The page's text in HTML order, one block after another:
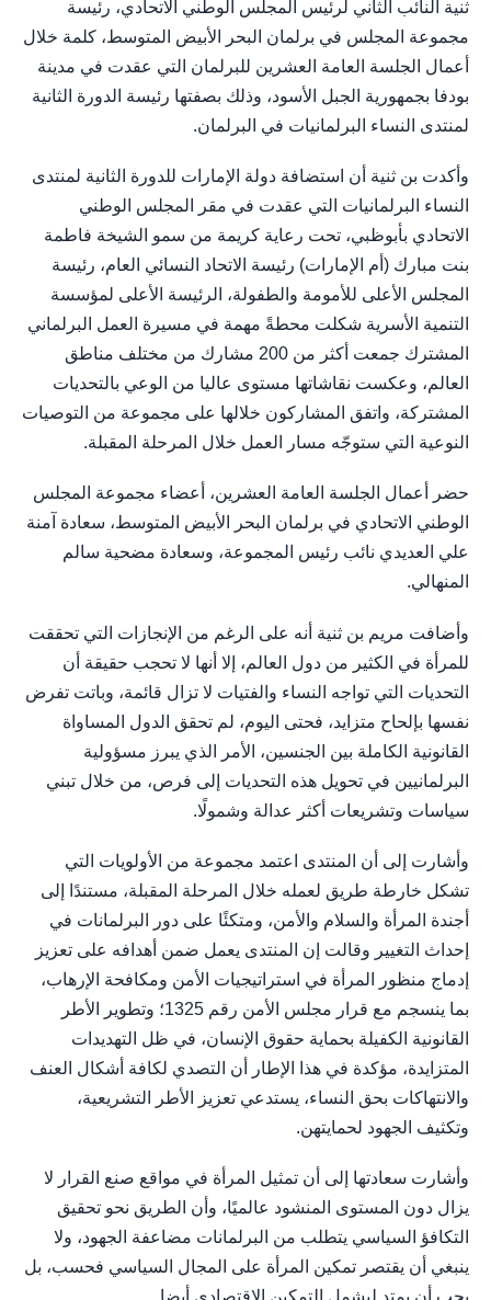
ثنية النائب الثاني لرئيس المجلس الوطني الاتحادي، رئيسة
مجموعة المجلس في برلمان البحر الأبيض المتوسط، كلمة خلال
أعمال الجلسة العامة العشرين للبرلمان التي عقدت في مدينة
بودفا بجمهورية الجبل الأسود، وذلك بصفتها رئيسة الدورة الثانية
لمنتدى النساء البرلمانيات في البرلمان.
وأكدت بن ثنية أن استضافة دولة الإمارات للدورة الثانية لمنتدى
النساء البرلمانيات التي عقدت في مقر المجلس الوطني
الاتحادي بأبوظبي، تحت رعاية كريمة من سمو الشيخة فاطمة
بنت مبارك (أم الإمارات) رئيسة الاتحاد النسائي العام، رئيسة
المجلس الأعلى للأمومة والطفولة، الرئيسة الأعلى لمؤسسة
التنمية الأسرية شكلت محطةً مهمة في مسيرة العمل البرلماني
المشترك جمعت أكثر من 200 مشارك من مختلف مناطق
العالم، وعكست نقاشاتها مستوى عاليا من الوعي بالتحديات
المشتركة، واتفق المشاركون خلالها على مجموعة من التوصيات
النوعية التي ستوجّه مسار العمل خلال المرحلة المقبلة.
حضر أعمال الجلسة العامة العشرين، أعضاء مجموعة المجلس
الوطني الاتحادي في برلمان البحر الأبيض المتوسط، سعادة آمنة
علي العديدي نائب رئيس المجموعة، وسعادة مضحية سالم
المنهالي.
وأضافت مريم بن ثنية أنه على الرغم من الإنجازات التي تحققت
للمرأة في الكثير من دول العالم، إلا أنها لا تحجب حقيقة أن
التحديات التي تواجه النساء والفتيات لا تزال قائمة، وباتت تفرض
نفسها بإلحاح متزايد، فحتى اليوم، لم تحقق الدول المساواة
القانونية الكاملة بين الجنسين، الأمر الذي يبرز مسؤولية
البرلمانيين في تحويل هذه التحديات إلى فرص، من خلال تبني
سياسات وتشريعات أكثر عدالة وشمولًا.
وأشارت إلى أن المنتدى اعتمد مجموعة من الأولويات التي
تشكل خارطة طريق لعمله خلال المرحلة المقبلة، مستندًا إلى
أجندة المرأة والسلام والأمن، ومتكئًا على دور البرلمانات في
إحداث التغيير وقالت إن المنتدى يعمل ضمن أهدافه على تعزيز
إدماج منظور المرأة في استراتيجيات الأمن ومكافحة الإرهاب،
بما ينسجم مع قرار مجلس الأمن رقم 1325؛ وتطوير الأطر
القانونية الكفيلة بحماية حقوق الإنسان، في ظل التهديدات
المتزايدة، مؤكدة في هذا الإطار أن التصدي لكافة أشكال العنف
والانتهاكات بحق النساء، يستدعي تعزيز الأطر التشريعية،
وتكثيف الجهود لحمايتهن.
وأشارت سعادتها إلى أن تمثيل المرأة في مواقع صنع القرار لا
يزال دون المستوى المنشود عالميًا، وأن الطريق نحو تحقيق
التكافؤ السياسي يتطلب من البرلمانات مضاعفة الجهود، ولا
ينبغي أن يقتصر تمكين المرأة على المجال السياسي فحسب، بل
يجب أن يمتد ليشمل التمكين الاقتصادي أيضا.